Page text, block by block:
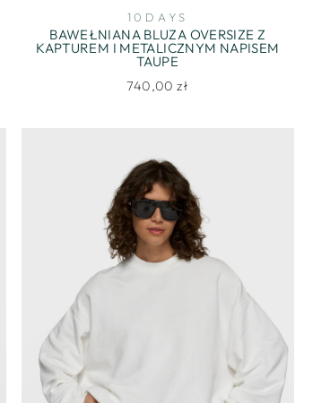
10DAYS
BAWEŁNIANA BLUZA OVERSIZE Z
KAPTUREM I METALICZNYM NAPISEM
TAUPE
740,00 zł